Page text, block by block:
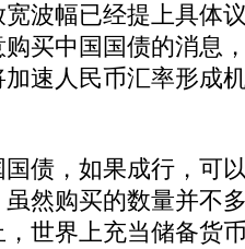
波幅已经提上具体
买中国国债的消息
速人民币汇率形成
，如果成行，可
然购买的数量并不
世界上充当储备货